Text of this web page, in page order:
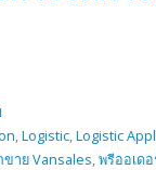
,Logistic,Logistic
าย Vansales,พรีออเด